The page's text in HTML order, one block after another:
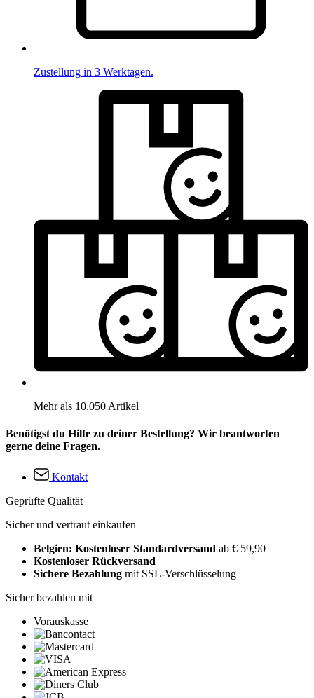
Zustellung in 3 Werktagen.
Mehr als 10.050 Artikel
Benötigst du Hilfe zu deiner Bestellung? Wir beantworten
gerne deine Fragen.
Kontakt
Geprüfte Qualität
Sicher und vertraut einkaufen
Belgien: Kostenloser Standardversand ab € 59,90
Kostenloser Rückversand
Sichere Bezahlung mit SSL-Verschlüsselung
Sicher bezahlen mit
Vorauskasse